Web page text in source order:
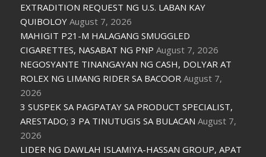
EXTRADITION REQUEST NG U.S. LABAN KAY
QUIBOLOY August 7, 2026
MAHIGIT P21-M HALAGANG SMUGGLED
CIGARETTES, NASABAT NG PNP August 7, 2026
NEGOSYANTE TINANGAYAN NG CASH, DOLYAR AT
ROLEX NG LIMANG RIDER SA BACOOR August 7,
2026
3 SUSPEK SA PAGPATAY SA PRODUCT SPECIALIST,
ARESTADO; 3 PA TINUTUGIS SA BULACAN August 7,
2026
LIDER NG DAWLAH ISLAMIYA-HASSAN GROUP, APAT